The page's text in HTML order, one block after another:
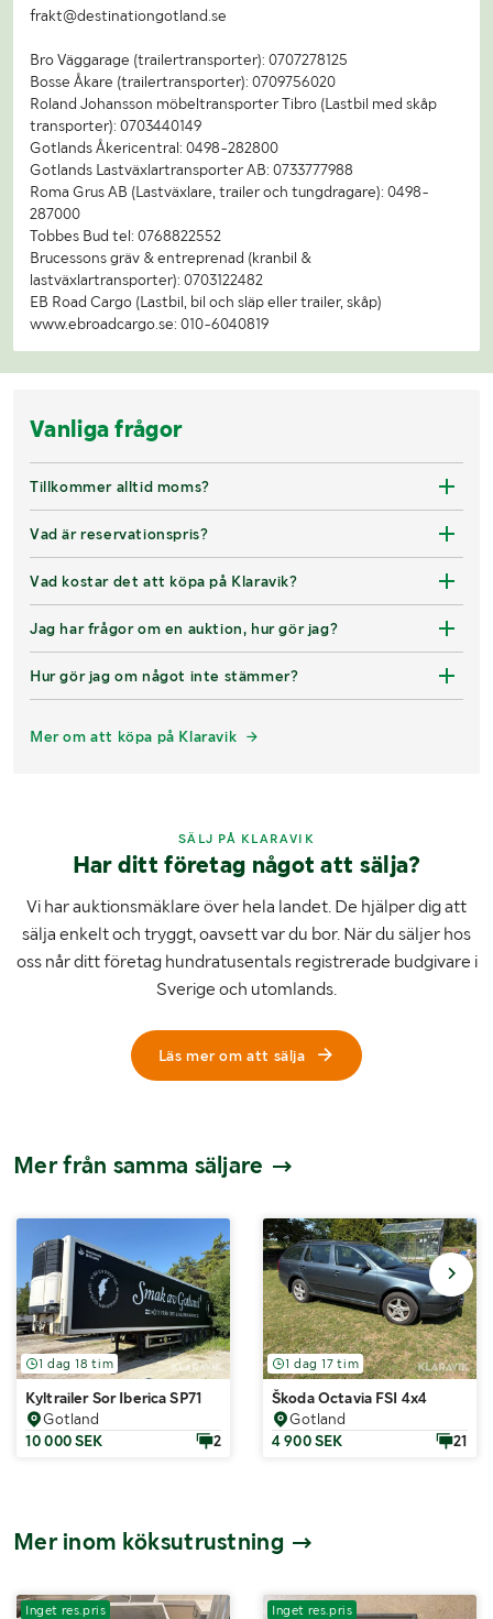
frakt@destinationgotland.se
Bro Väggarage (trailertransporter): 0707278125
Bosse Åkare (trailertransporter): 0709756020
Roland Johansson möbeltransporter Tibro (Lastbil med skåp
transporter): 0703440149
Gotlands Åkericentral: 0498-282800
Gotlands Lastväxlartransporter AB: 0733777988
Roma Grus AB (Lastväxlare, trailer och tungdragare): 0498-
287000
Tobbes Bud tel: 0768822552
Brucessons gräv & entreprenad (kranbil &
lastväxlartransporter): 0703122482
EB Road Cargo (Lastbil, bil och släp eller trailer, skåp)
www.ebroadcargo.se: 010-6040819
Vanliga frågor
Tillkommer alltid moms?
Vad är reservationspris?
Vad kostar det att köpa på Klaravik?
Jag har frågor om en auktion, hur gör jag?
Hur gör jag om något inte stämmer?
Mer om att köpa på Klaravik
SÄLJ PÅ KLARAVIK
Har ditt företag något att sälja?
Vi har auktionsmäklare över hela landet. De hjälper dig att
sälja enkelt och tryggt, oavsett var du bor. När du säljer hos
oss når ditt företag hundratusentals registrerade budgivare i
Sverige och utomlands.
Läs mer om att sälja
Mer från samma säljare
1 dag 18 tim
Kyltrailer Sor Iberica SP71
Gotland
10 000 SEK
2
1 dag 17 tim
Škoda Octavia FSI 4x4
Gotland
4 900 SEK
21
Mer inom köksutrustning
Inget res.pris Inget res.pris